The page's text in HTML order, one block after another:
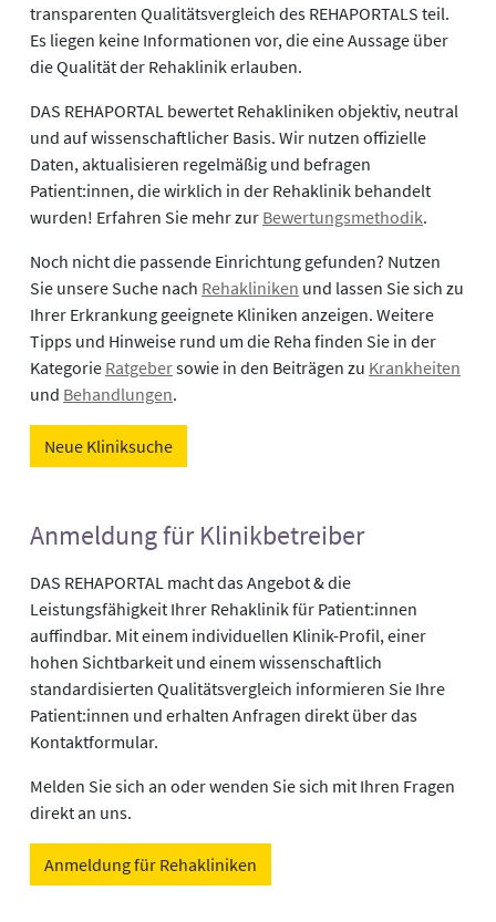
transparenten Qualitätsvergleich des REHAPORTALS teil.
Es liegen keine Informationen vor, die eine Aussage über
die Qualität der Rehaklinik erlauben.
DAS REHAPORTAL bewertet Rehakliniken objektiv, neutral
und auf wissenschaftlicher Basis. Wir nutzen offizielle
Daten, aktualisieren regelmäßig und befragen
Patient:innen, die wirklich in der Rehaklinik behandelt
wurden! Erfahren Sie mehr zur Bewertungsmethodik.
Noch nicht die passende Einrichtung gefunden? Nutzen
Sie unsere Suche nach Rehakliniken und lassen Sie sich zu
Ihrer Erkrankung geeignete Kliniken anzeigen. Weitere
Tipps und Hinweise rund um die Reha finden Sie in der
Kategorie Ratgebersowie in den Beiträgen zu Krankheiten
und Behandlungen.
Neue Kliniksuche
Anmeldung für Klinikbetreiber
DAS REHAPORTAL macht das Angebot & die
Leistungsfähigkeit Ihrer Rehaklinik für Patient:innen
auffindbar. Mit einem individuellen Klinik-Profil, einer
hohen Sichtbarkeit und einem wissenschaftlich
standardisierten Qualitätsvergleich informieren Sie Ihre
Patient:innen und erhalten Anfragen direkt über das
Kontaktformular.
Melden Sie sich an oder wenden Sie sich mit Ihren Fragen
direkt an uns.
Anmeldung für Rehakliniken